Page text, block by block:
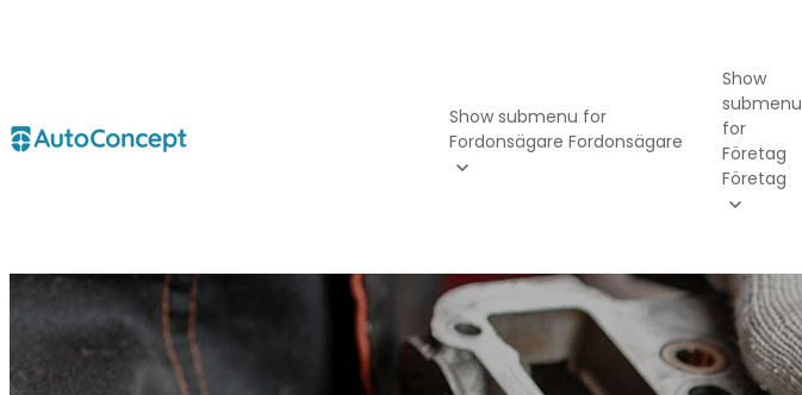
Show submenu for
Fordonsägare Fordonsägare
Show
submenu
for
Företag
Företag